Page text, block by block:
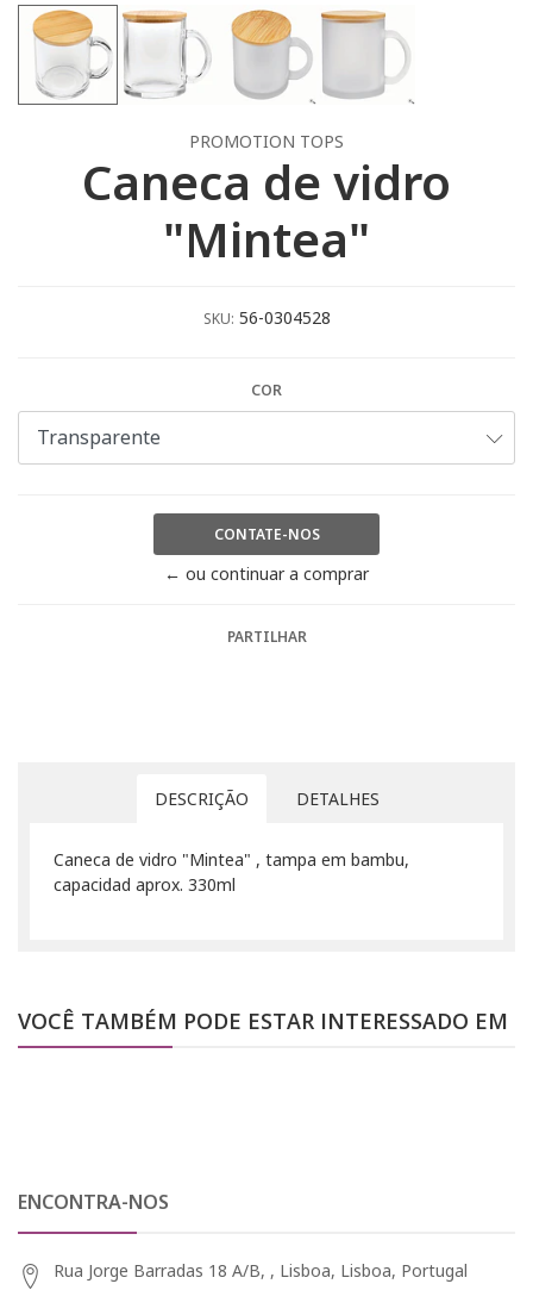
PROMOTION TOPS
Caneca de vidro
"Mintea"
SKU: 56-0304528
COR
CONTATE-NOS
← ou continuar a comprar
PARTILHAR
DESCRIÇÃO DETALHES
Caneca de vidro "Mintea" , tampa em bambu,
capacidad aprox. 330ml
VOCÊ TAMBÉM PODE ESTAR INTERESSADO EM
ENCONTRA-NOS
Rua Jorge Barradas 18 A/B, , Lisboa, Lisboa, Portugal